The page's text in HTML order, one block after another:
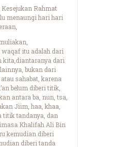
Rahmat
menaungi hari hari
itu adalah dari
kita,diantaranya dari
bukan dari
sahabat, karena
belum diberi titik,
antara ba, nun, tsa,
Jiim, haa, khaa,
titik tandanya, dan
Khalifah Ali Bin
kemudian diberi
diberi tanda